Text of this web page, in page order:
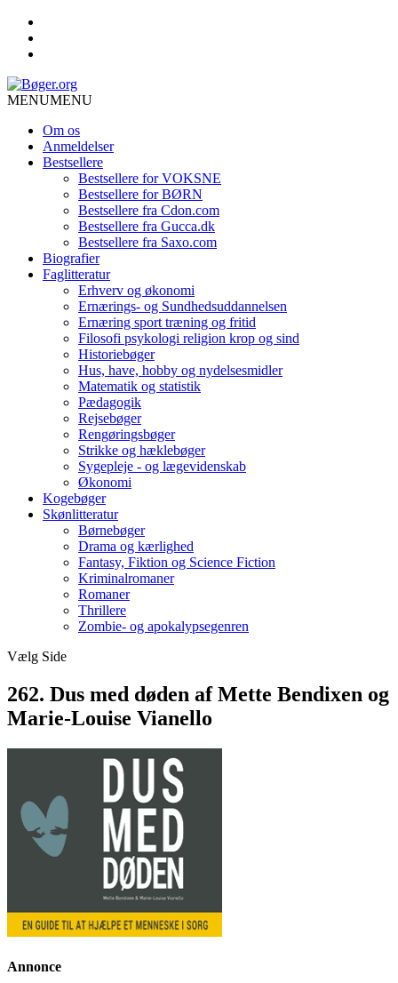
MENUMENU
Om os
Anmeldelser
Bestsellere
Bestsellere for VOKSNE
Bestsellere for BØRN
Bestsellere fra Cdon.com
Bestsellere fra Gucca.dk
Bestsellere fra Saxo.com
Biografier
Faglitteratur
Erhverv og økonomi
Ernærings- og Sundhedsuddannelsen
Ernæring sport træning og fritid
Filosofi psykologi religion krop og sind
Historiebøger
Hus, have, hobby og nydelsesmidler
Matematik og statistik
Pædagogik
Rejsebøger
Rengøringsbøger
Strikke og hæklebøger
Sygepleje - og lægevidenskab
Økonomi
Kogebøger
Skønlitteratur
Børnebøger
Drama og kærlighed
Fantasy, Fiktion og Science Fiction
Kriminalromaner
Romaner
Thrillere
Zombie- og apokalypsegenren
Vælg Side
262. Dus med døden af Mette Bendixen og
Marie-Louise Vianello
Annonce